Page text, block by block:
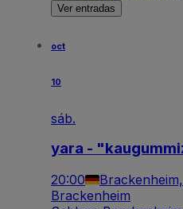
Ver entradas
oct
10
sáb.
yara -
20:00
Brackenheim